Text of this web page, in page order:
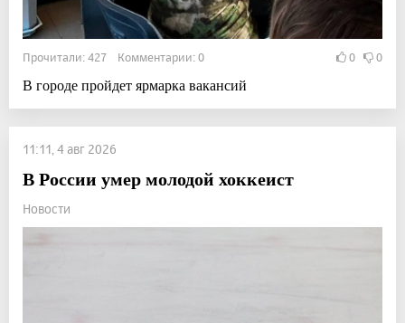
Прочитали: 427 Комментарии: 0 0 0
В городе пройдет ярмарка вакансий
11:11, 4 авг 2026
В России умер молодой хоккеист
Новости